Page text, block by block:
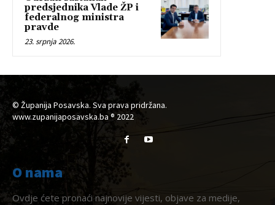
predsjednika Vlade ŽP i
federalnog ministra
pravde
23. srpnja 2026.
© Županija Posavska. Sva prava pridržana.
www.zupanijaposavska.ba ® 2022
O nama
Ovdje ćete pronaći najnovije vijesti, objave za medije,